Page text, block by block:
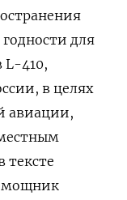
для
L-410,
в целях
авиации,